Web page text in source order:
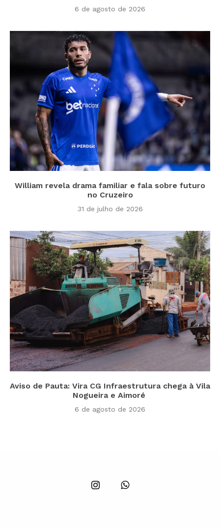
6 de agosto de 2026
William revela drama familiar e fala sobre futuro
no Cruzeiro
31 de julho de 2026
Aviso de Pauta: Vira CG Infraestrutura chega à Vila
Nogueira e Aimoré
6 de agosto de 2026